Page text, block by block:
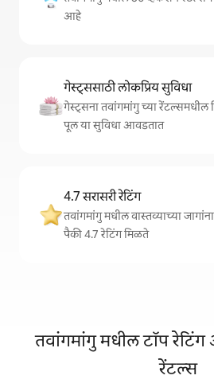
आहे
गेस्ट्ससाठी लोकप्रिय सुविधा
गेस्ट्सना तवांगमांगु च्या
पूल या सुविधा आवडतात
4.7 सरासरी रेटिंग
तवांगमांगु मधील वास्तव्याच्या
पैकी 4.7 रेटिंग मिळते
तवांगमांगु मधील टॉप
रेंटल्स